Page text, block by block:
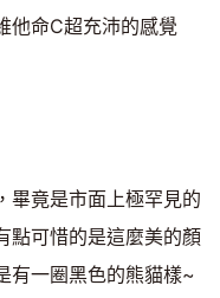
他命C超充沛的感覺
畢竟是市面上極罕見的
點可惜的是這麼美的顏
有一圈黑色的熊貓樣~